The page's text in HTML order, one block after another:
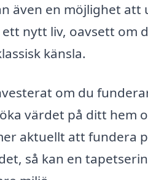
även en möjlighet
nytt liv, oavsett om
känsla.
om du
värdet på ditt hem
aktuellt att fundera
så kan en